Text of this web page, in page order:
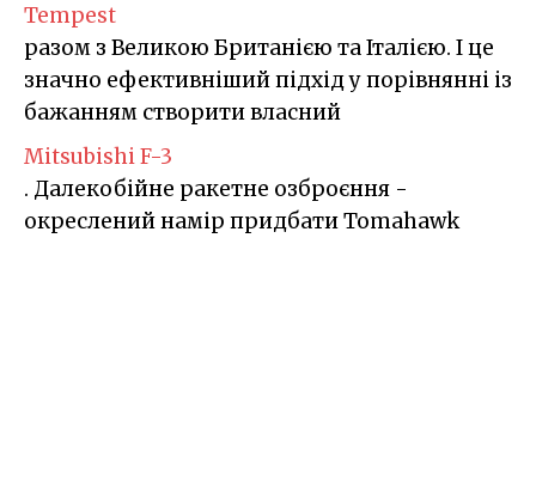
Tempest
разом з Великою Британією та Італією. І це
значно ефективніший підхід у порівнянні із
бажанням створити власний
Mitsubishi F-3
. Далекобійне ракетне озброєння -
окреслений намір придбати Tomahawk